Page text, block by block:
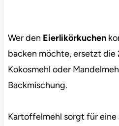
Wer den Eierlikörkuchen
backen möchte, ersetzt die
Kokosmehl oder
Backmischung.
Kartoffelmehl sorgt für